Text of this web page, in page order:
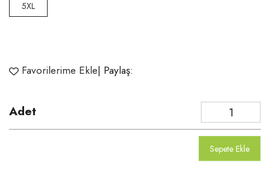
5XL
Favorilerime Ekle| Paylaş:
Adet
Sepete Ekle